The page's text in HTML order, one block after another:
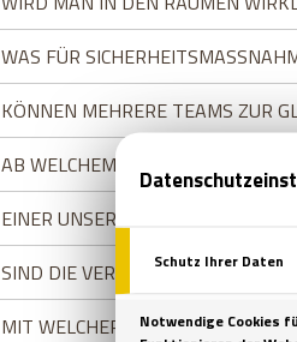
WAS FÜR
KÖNNEN MEHRERE TEAMS ZUR
AB WELCHEM ALTER MUSS MAN
EINER UNSERER TEILNEHMER
SIND DIE VERANSTALTUNGSORTE
MIT WELCHER ZAHLUNGSART